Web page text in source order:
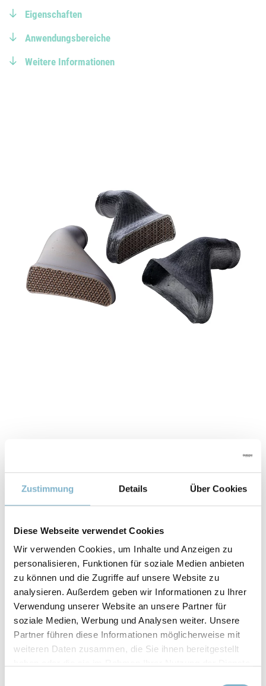
Zustimmung Details Über Cookies
Diese Webseite verwendet Cookies
Wir verwenden Cookies, um Inhalte und Anzeigen zu
personalisieren, Funktionen für soziale Medien anbieten
zu können und die Zugriffe auf unsere Website zu
analysieren. Außerdem geben wir Informationen zu Ihrer
Verwendung unserer Website an unsere Partner für
soziale Medien, Werbung und Analysen weiter. Unsere
Partner führen diese Informationen möglicherweise mit
weiteren Daten zusammen, die Sie ihnen bereitgestellt
Eigenschaften
Anwendungsbereiche
Weitere Informationen
Eigenschaften
TEMPERATUR
90 °C
DRUCK